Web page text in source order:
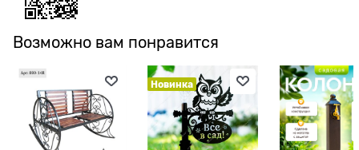
Возможно вам понравится
Новинка